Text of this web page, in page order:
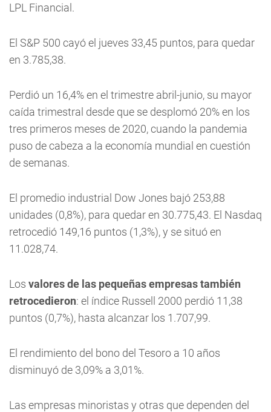
LPL Financial.
El S&P 500 cayó el jueves 33,45 puntos, para quedar
en 3.785,38.
Perdió un 16,4% en el trimestre abril-junio, su mayor
caída trimestral desde que se desplomó 20% en los
tres primeros meses de 2020, cuando la pandemia
puso de cabeza a la economía mundial en cuestión
de semanas.
El promedio industrial Dow Jones bajó 253,88
unidades (0,8%), para quedar en 30.775,43. El Nasdaq
retrocedió 149,16 puntos (1,3%), y se situó en
11.028,74.
Los valores de las pequeñas empresas también
retrocedieron: el índice Russell 2000 perdió 11,38
puntos (0,7%), hasta alcanzar los 1.707,99.
El rendimiento del bono del Tesoro a 10 años
disminuyó de 3,09% a 3,01%.
Las empresas minoristas y otras que dependen del